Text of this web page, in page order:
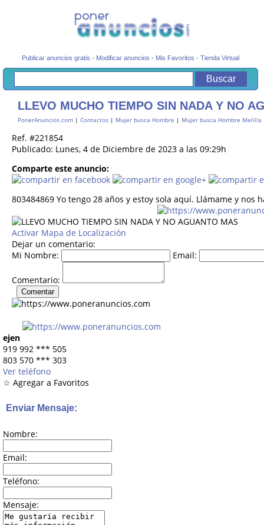
Publicar anuncios gratis - Modificar anuncios - Mis Favoritos -Tienda Virtual
LLEVO MUCHO TIEMPO SIN NADA Y NO
PonerAnuncios.com | Contactos | Mujer busca Hombre | Mujer busca Hombre Melilla
Ref. #221854
Publicado: Lunes, 4 de Diciembre de 2023 a las 09:29h
Comparte este anuncio:
803484869 Yo tengo 28 años y estoy sola aquí. Llámame y nos
Activar Mapa de Localización
Dejar un comentario:
Mi Nombre:
Email:
Comentario:
ejen
919 992 *** 505
803 570 *** 303
Ver teléfono
☆ Agregar a Favoritos
Enviar Mensaje:
Nombre:
Email:
Teléfono:
Mensaje: